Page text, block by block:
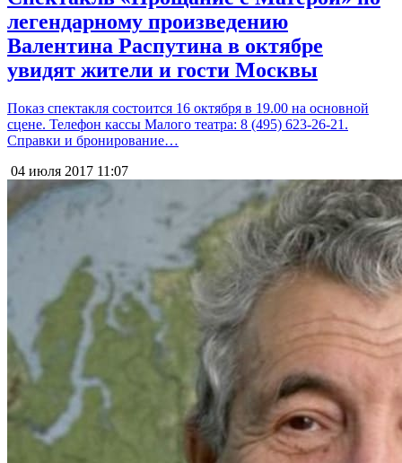
легендарному произведению
Валентина Распутина в октябре
увидят жители и гости Москвы
Показ спектакля состоится 16 октября в 19.00 на основной
сцене. Телефон кассы Малого театра: 8 (495) 623-26-21.
Справки и бронирование…
04 июля 2017 11:07